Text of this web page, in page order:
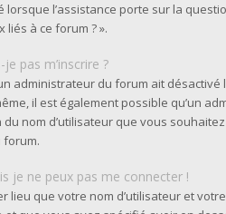
lorsque l’assistance porte sur la
liés à ce forum ? ».
pas m’inscrire ?
administrateur du forum ait
il est également possible qu’un
du nom d’utilisateur que vous
forum.
je ne peux pas me connecter !
lieu que votre nom d’utilisateur et